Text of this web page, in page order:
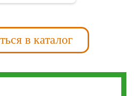
в каталог